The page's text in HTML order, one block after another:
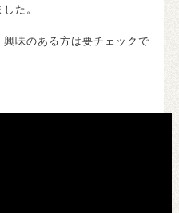
た。
味のある方は要チェックで